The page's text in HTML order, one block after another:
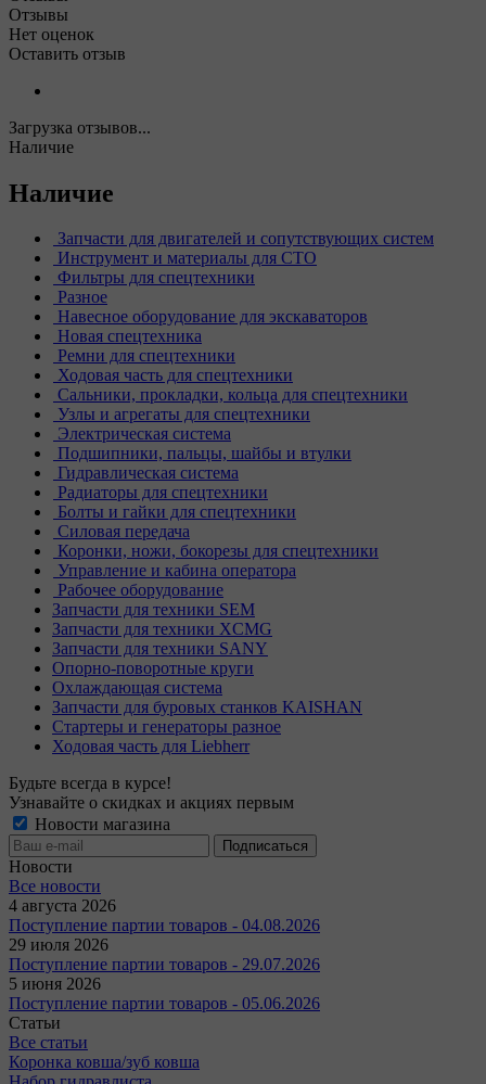
Отзывы
Нет оценок
Оставить отзыв
Загрузка отзывов...
Наличие
Наличие
Запчасти для двигателей и сопутствующих систем
Инструмент и материалы для СТО
Фильтры для спецтехники
Разное
Навесное оборудование для экскаваторов
Новая спецтехника
Ремни для спецтехники
Ходовая часть для спецтехники
Сальники, прокладки, кольца для спецтехники
Узлы и агрегаты для спецтехники
Электрическая система
Подшипники, пальцы, шайбы и втулки
Гидравлическая система
Радиаторы для спецтехники
Болты и гайки для спецтехники
Силовая передача
Коронки, ножи, бокорезы для спецтехники
Управление и кабина оператора
Рабочее оборудование
Запчасти для техники SEM
Запчасти для техники XCMG
Запчасти для техники SANY
Опорно-поворотные круги
Охлаждающая система
Запчасти для буровых станков KAISHAN
Стартеры и генераторы разное
Ходовая часть для Liebherr
Будьте всегда в курсе!
Узнавайте о скидках и акциях первым
Новости магазина
Новости
Все новости
4 августа 2026
Поступление партии товаров - 04.08.2026
29 июля 2026
Поступление партии товаров - 29.07.2026
5 июня 2026
Поступление партии товаров - 05.06.2026
Статьи
Все статьи
Коронка ковша/зуб ковша